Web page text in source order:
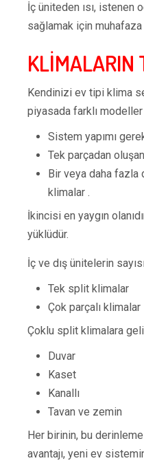
İç üniteden ısı, istenen
sağlamak için muhafaza
KLİMALARIN
Kendinizi ev tipi klima
piyasada farklı
Sistem yapımı
Tek parçadan
Bir veya daha fazla
klimalar .
İkincisi en yaygın
yüklüdür.
İç ve dış ünitelerin
Tek split klimalar
Çok parçalı klimalar
Çoklu split klimalara
Duvar
Kaset
Kanallı
Tavan ve zemin
Her birinin, bu
avantajı, yeni ev